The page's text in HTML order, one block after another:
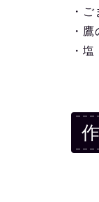
・
・
・